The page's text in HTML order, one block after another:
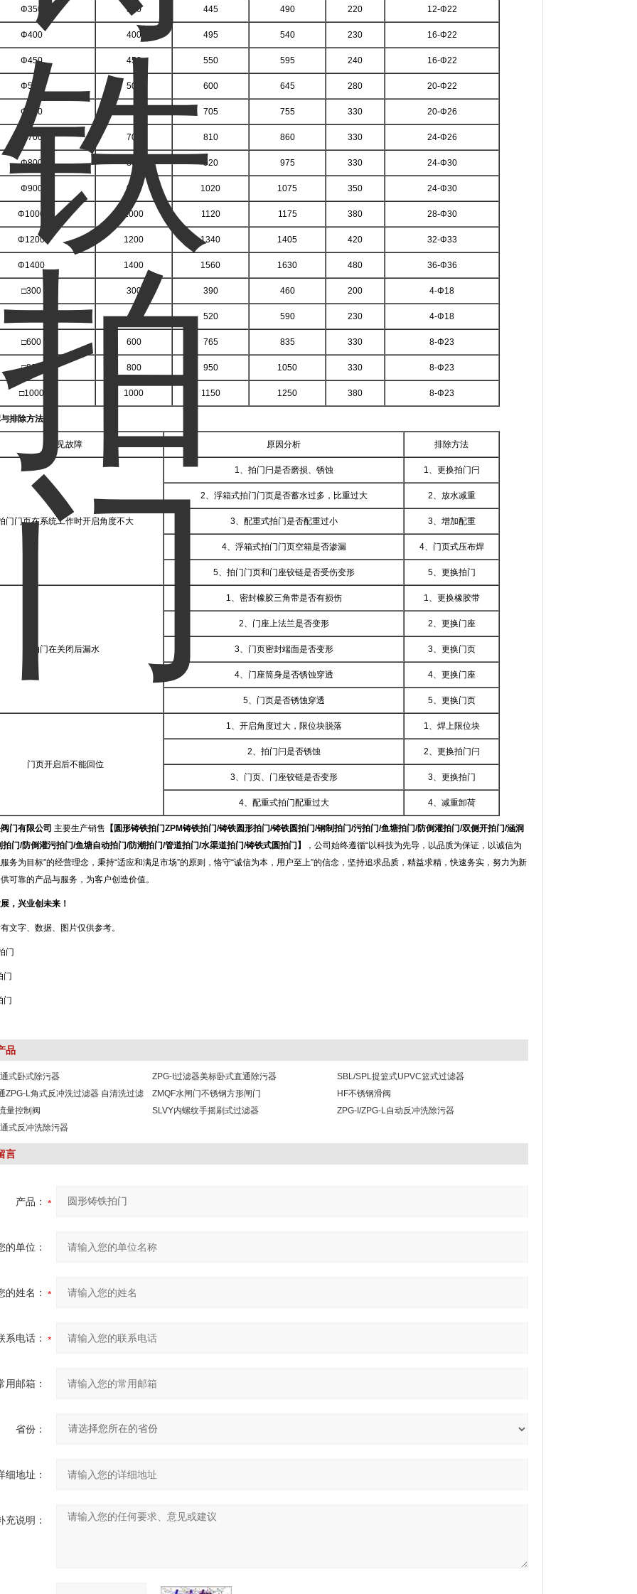
Φ350 350 445 490 220 12-Φ22
Φ400 400 495 540 230 16-Φ22
Φ450 450 550 595 240 16-Φ22
Φ500 500 600 645 280 20-Φ22
Φ600 705 755 330 20-Φ26
Φ700 700 810 860 330 24-Φ26
Φ800 800 920 975 330 24-Φ30
Φ900 900 1020 1075 350 24-Φ30
Φ1000 1000 1120 1175 380 28-Φ30
Φ1200 1200 1340 1405 420 32-Φ33
Φ1400 1400 1560 1630 480 36-Φ36
□300 300 390 460 200 4-Φ18
400 520 590 230 4-Φ18
□600 600 765 835 330 8-Φ23
□800 800 950 1050 330 8-Φ23
□1000 1000 1150 1250 380 8-Φ23
排除方法：
常见故障 原因分析 排除方法
门门页在系统工作时开启角度不大
1、拍门闩是否磨损、锈蚀 1、更换拍门闩
2、浮箱式拍门门页是否蓄水过多，比重过大 2、放水减重
3、配重式拍门是否配重过小 3、增加配重
4、浮箱式拍门门页空箱是否渗漏 4、门页式压布焊
5、拍门门页和门座铰链是否受伤变形 5、更换拍门
拍门在关闭后漏水
1、密封橡胶三角带是否有损伤 1、更换橡胶带
2、门座上法兰是否变形 2、更换门座
3、门页密封端面是否变形 3、更换门页
4、门座筒身是否锈蚀穿透 4、更换门座
5、门页是否锈蚀穿透 5、更换门页
门页开启后不能回位
1、开启角度过大，限位块脱落 1、焊上限位块
2、拍门闩是否锈蚀 2、更换拍门闩
3、门页、门座铰链是否变形 3、更换拍门
4、配重式拍门配重过大 4、减重卸荷
门有限公司 主要生产销售 【 圆形铸铁拍门ZPM铸铁拍门/铸铁圆形拍门/铸铁圆拍门/钢制拍门/污拍门/鱼塘拍门/防倒灌拍门/双侧开拍门/涵洞
拍门/防倒灌污拍门/鱼塘自动拍门/防潮拍门/管道拍门/水渠道拍门/铸铁式圆拍门】
，公司始终遵循“以科技为先导，以品质为保证，以诚信为
务为目标”的经营理念，秉持“适应和满足市场”的原则，恪守“诚信为本，用户至上”的信念，坚持追求品质，精益求精，快速务实，努力为新
可靠的产品与服务，为客户创造价值。
，兴业创未来！
文字、数据、图片仅供参考。
品
式卧式除污器 ZPG-I过滤器美标卧式直通除污器
SBL/SPL提篮式UPVC篮式过滤器
ZPG-L角式反冲洗过滤器 自清洗过滤
ZMQF水闸门不锈钢方形闸门
HF不锈钢滑阀
量控制阀
SLVY内螺纹手摇刷式过滤器
ZPG-I/ZPG-L自动反冲洗除污器
式反冲洗除污器
言
产品：
的单位：
的姓名：
系电话：
用邮箱：
省份：
细地址：
充说明：